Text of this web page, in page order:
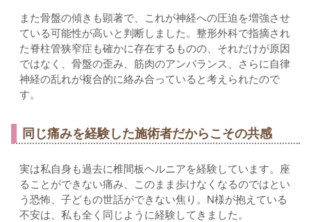
また骨盤の傾きも顕著で、これが神経への圧迫を増強させ
ている可能性が高いと判断しました。整形外科で指摘され
た脊柱管狭窄症も確かに存在するものの、それだけが原因
ではなく、骨盤の歪み、筋肉のアンバランス、さらに自律
神経の乱れが複合的に絡み合っていると考えられたので
す。
同じ痛みを経験した施術者だからこその共感
実は私自身も過去に椎間板ヘルニアを経験しています。座
ることができない痛み、このまま歩けなくなるのではとい
う恐怖、子どもの世話ができない焦り。N様が抱えている
不安は、私も全く同じように経験してきました。